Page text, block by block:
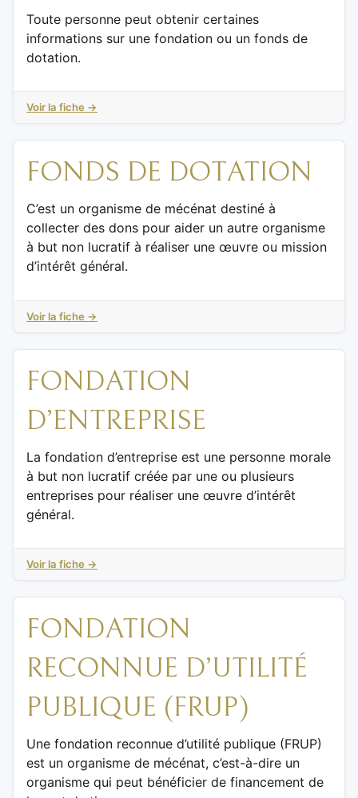
Toute personne peut obtenir certaines
informations sur une fondation ou un fonds de
dotation.
Voir la fiche →
FONDS DE DOTATION
C’est un organisme de mécénat destiné à
collecter des dons pour aider un autre organisme
à but non lucratif à réaliser une œuvre ou mission
d’intérêt général.
Voir la fiche →
FONDATION
D’ENTREPRISE
La fondation d’entreprise est une personne morale
à but non lucratif créée par une ou plusieurs
entreprises pour réaliser une œuvre d’intérêt
général.
Voir la fiche →
FONDATION
RECONNUE D’UTILITÉ
PUBLIQUE (FRUP)
Une fondation reconnue d’utilité publique (FRUP)
est un organisme de mécénat, c’est-à-dire un
organisme qui peut bénéficier de financement de